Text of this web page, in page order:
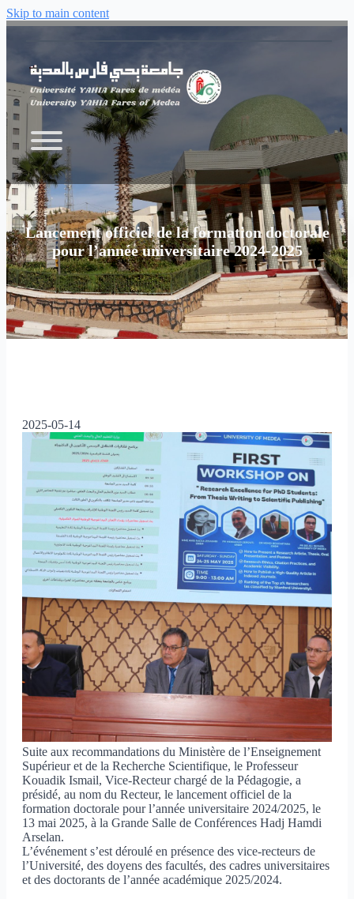
Skip to main content
Lancement officiel de la formation doctorale
pour l’année universitaire 2024-2025
2025-05-14
Suite aux recommandations du Ministère de l’Enseignement
Supérieur et de la Recherche Scientifique, le Professeur
Kouadik Ismail, Vice-Recteur chargé de la Pédagogie, a
présidé, au nom du Recteur, le lancement officiel de la
formation doctorale pour l’année universitaire 2024/2025, le
13 mai 2025, à la Grande Salle de Conférences Hadj Hamdi
Arselan.
L’événement s’est déroulé en présence des vice-recteurs de
l’Université, des doyens des facultés, des cadres universitaires
et des doctorants de l’année académique 2025/2024.